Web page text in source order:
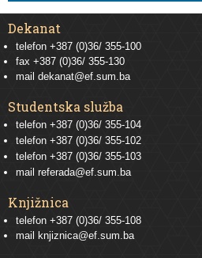
Dekanat
telefon +387 (0)36/ 355-100
fax +387 (0)36/ 355-130
mail dekanat@ef.sum.ba
Studentska služba
telefon +387 (0)36/ 355-104
telefon +387 (0)36/ 355-102
telefon +387 (0)36/ 355-103
mail referada@ef.sum.ba
Knjižnica
telefon +387 (0)36/ 355-108
mail
knjiznica@ef.sum.ba